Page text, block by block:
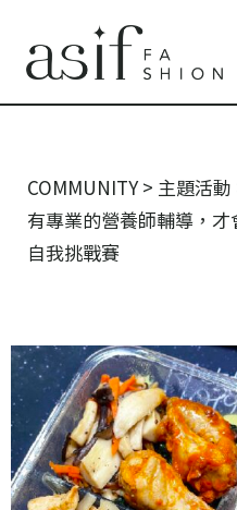
COMMUNITY > 主題活動
有專業的營養師輔導，
自我挑戰賽